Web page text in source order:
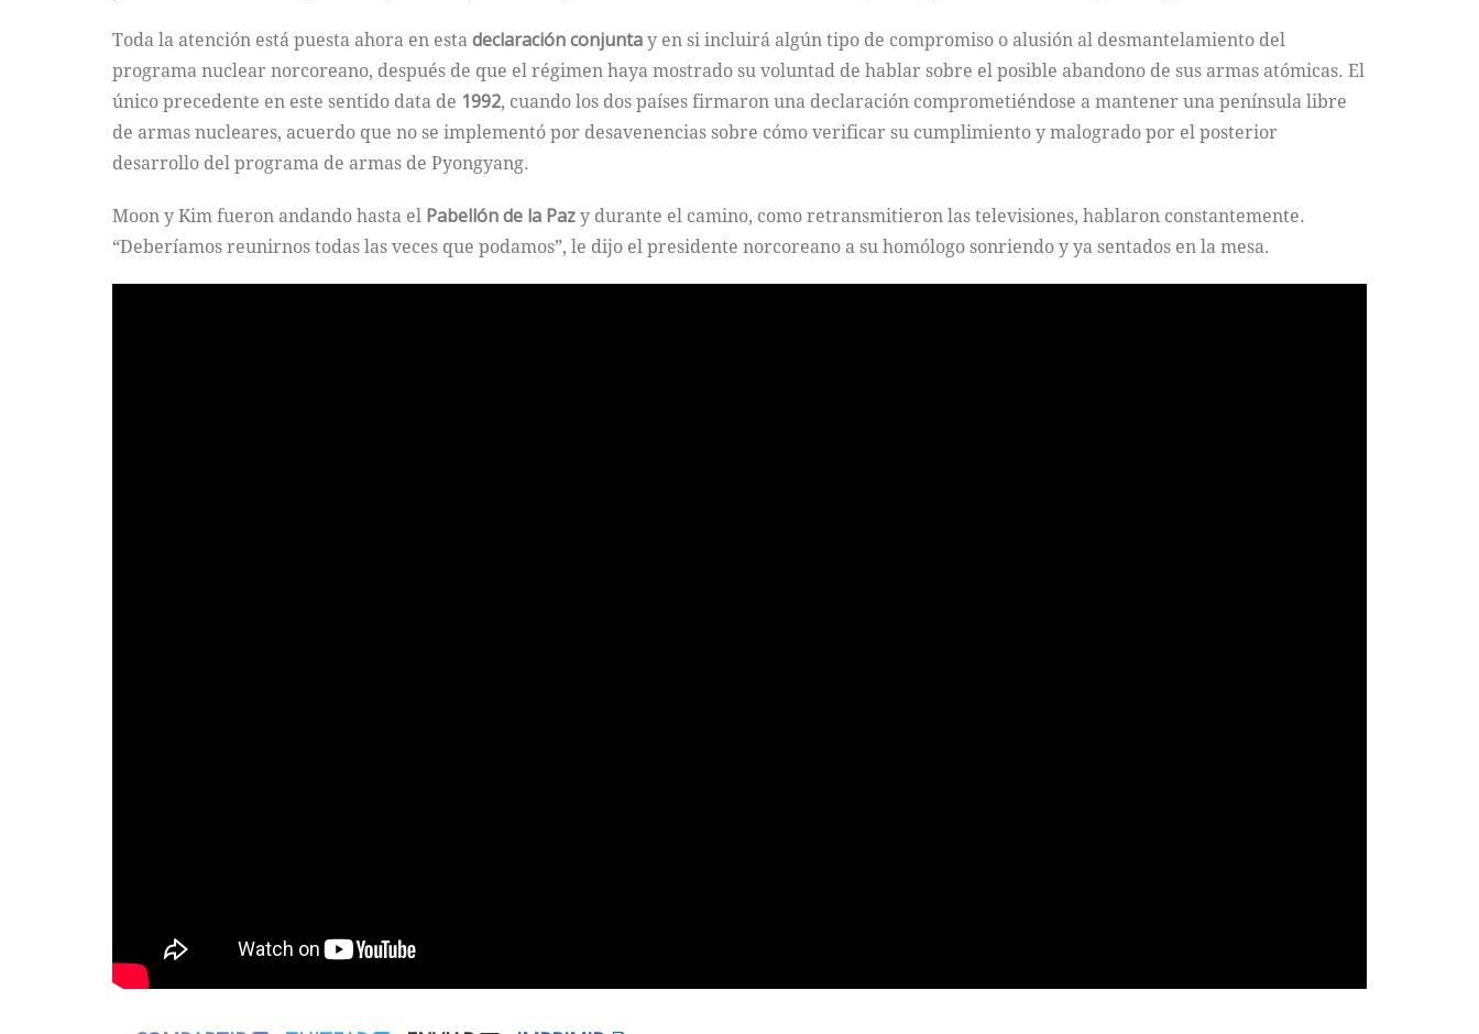
Toda la atención está puesta ahora en estadeclaración conjuntay en si incluirá algún tipo de compromiso o alusión al desmantelamiento del
programa nuclear norcoreano, después de que el régimen haya mostrado su voluntad de hablar sobre el posible abandono de sus armas atómicas. El
único precedente en este sentido data de 1992, cuando los dos países firmaron una declaración comprometiéndose a mantener una península libre
de armas nucleares, acuerdo que no se implementó por desavenencias sobre cómo verificar su cumplimiento y malogrado por el posterior
desarrollo del programa de armas de Pyongyang.
Moon y Kim fueron andando hasta el Pabellón de la Pazy durante el camino, como retransmitieron las televisiones, hablaron constantemente.
“Deberíamos reunirnos todas las veces que podamos”, le dijo el presidente norcoreano a su homólogo sonriendo y ya sentados en la mesa.